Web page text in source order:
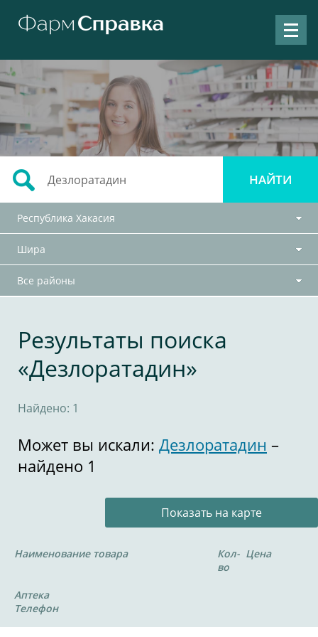
Республика Хакасия
Шира
Все районы
Результаты поиска
«Дезлоратадин»
Найдено: 1
Может вы искали: Дезлоратадин –
найдено 1
Показать на карте
Наименование товара
Кол-
во
Цена
Аптека
Телефон